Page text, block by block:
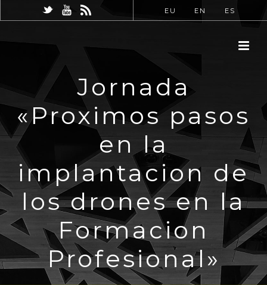
EU EN ES
Jornada
«Proximos pasos
en la
implantacion de
los drones en la
Formacion
Profesional»